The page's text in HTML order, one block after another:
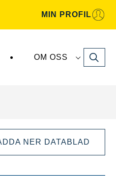
MIN PROFIL
OM OSS Search
NER DATABLAD